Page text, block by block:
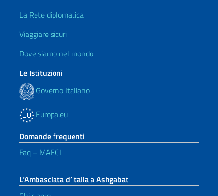
La Rete diplomatica
Viaggiare sicuri
Dove siamo nel mondo
Le Istituzioni
Governo Italiano
Europa.eu
Domande frequenti
Faq – MAECI
L’Ambasciata d’Italia a Ashgabat